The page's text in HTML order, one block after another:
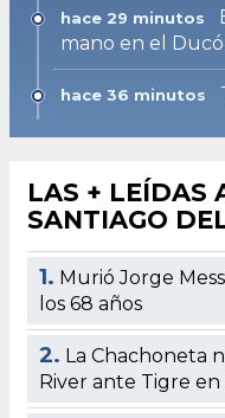
hace 29 minutos
mano en el
hace 36 minutos
LAS + LEÍDAS
SANTIAGO
1. Murió Jorge
los 68 años
2. La Chachoneta
River ante Tigre